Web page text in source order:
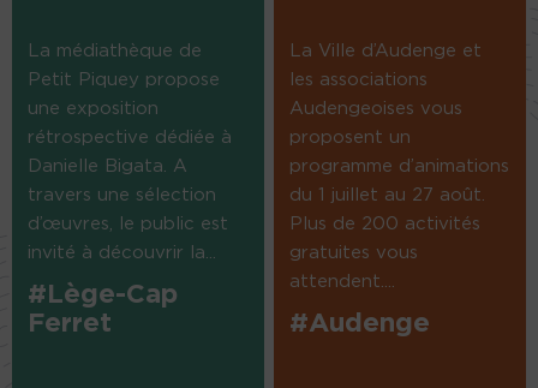
La médiathèque de
Petit Piquey propose
une exposition
rétrospective dédiée à
Danielle Bigata. A
travers une sélection
d’œuvres, le public est
invité à découvrir la...
#Lège-Cap
Ferret
La Ville d’Audenge et
les associations
Audengeoises vous
proposent un
programme d’animations
du 1 juillet au 27 août.
Plus de 200 activités
gratuites vous
attendent....
#Audenge